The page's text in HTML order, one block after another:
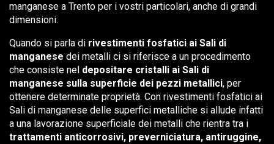
manganese a Trento per i vostri particolari, anche di grandi
dimensioni.
Quando si parla di rivestimenti fosfatici ai Sali di
manganese dei metalli ci si riferisce a un procedimento
che consiste nel depositare cristalli ai Sali di
manganese sulla superficie dei pezzi metallici, per
ottenere determinate proprietà. Con rivestimenti fosfatici ai
Sali di manganese delle superfici metalliche si allude infatti
a una lavorazione superficiale dei metalli che rientra tra i
trattamenti anticorrosivi, preverniciatura, antiruggine,